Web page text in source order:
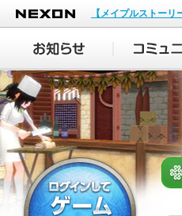
NEXON
【メイプルストー